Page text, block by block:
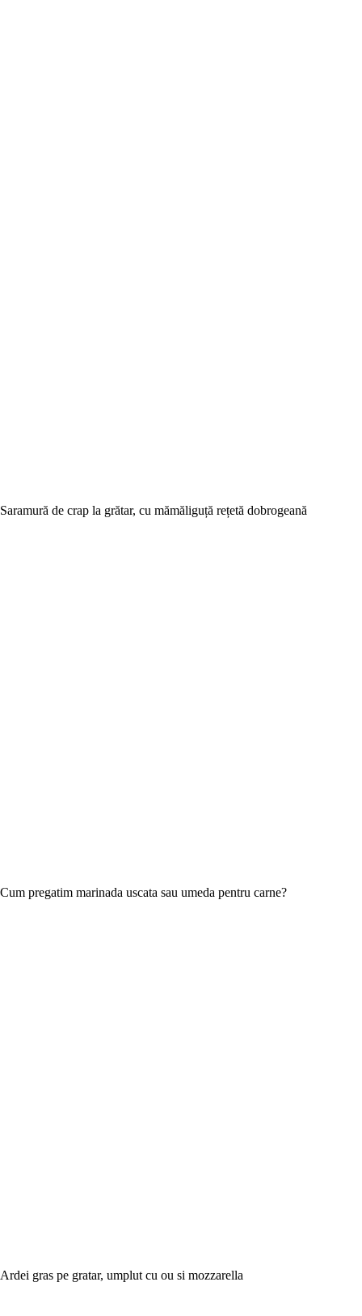
Saramură de crap la grătar, cu mămăliguță rețetă dobrogeană
Cum pregatim marinada uscata sau umeda pentru carne?
Ardei gras pe gratar, umplut cu ou si mozzarella